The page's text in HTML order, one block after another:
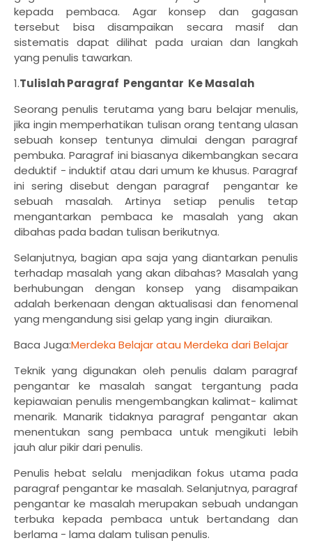
kepada pembaca. Agar konsep dan gagasan
tersebut bisa disampaikan secara masif dan
sistematis dapat dilihat pada uraian dan langkah
yang penulis tawarkan.
1.Tulislah Paragraf Pengantar Ke Masalah
Seorang penulis terutama yang baru belajar menulis,
jika ingin memperhatikan tulisan orang tentang ulasan
sebuah konsep tentunya dimulai dengan paragraf
pembuka. Paragraf ini biasanya dikembangkan secara
deduktif - induktif atau dari umum ke khusus. Paragraf
ini sering disebut dengan paragraf pengantar ke
sebuah masalah. Artinya setiap penulis tetap
mengantarkan pembaca ke masalah yang akan
dibahas pada badan tulisan berikutnya.
Selanjutnya, bagian apa saja yang diantarkan penulis
terhadap masalah yang akan dibahas? Masalah yang
berhubungan dengan konsep yang disampaikan
adalah berkenaan dengan aktualisasi dan fenomenal
yang mengandung sisi gelap yang ingin diuraikan.
Baca Juga:Merdeka Belajar atau Merdeka dari Belajar
Teknik yang digunakan oleh penulis dalam paragraf
pengantar ke masalah sangat tergantung pada
kepiawaian penulis mengembangkan kalimat- kalimat
menarik. Manarik tidaknya paragraf pengantar akan
menentukan sang pembaca untuk mengikuti lebih
jauh alur pikir dari penulis.
Penulis hebat selalu menjadikan fokus utama pada
paragraf pengantar ke masalah. Selanjutnya, paragraf
pengantar ke masalah merupakan sebuah undangan
terbuka kepada pembaca untuk bertandang dan
berlama - lama dalam tulisan penulis.